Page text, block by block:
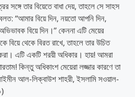
সঙ্গে তার বিয়েতে বাধা দেয়, তাহলে সে সাহস
“আমার বিয়ে দিন, নয়তো আপনি দিন,
বিয়ে দিন।” কেননা এটি মেয়ের
বিয়ে থেকে বিরত রাখে, তাহলে তার উচিত
এটি একটি শরয়ী অধিকার। হায়! আমরা
কিন্তু অধিকাংশ মেয়েরা লজ্জার কারণে তা
আল-লিক্বাউশ শাহরী, ইসলামি সওয়াল-